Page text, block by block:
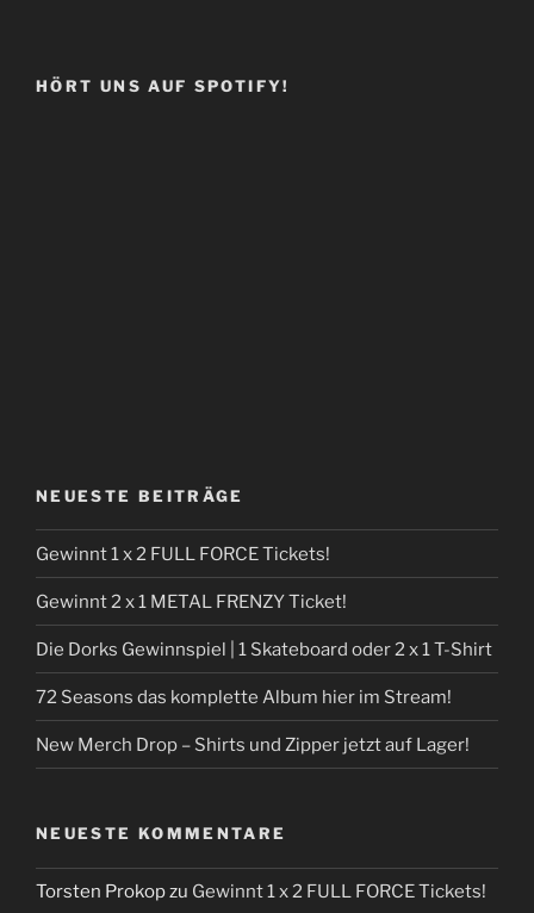
HÖRT UNS AUF SPOTIFY!
NEUESTE BEITRÄGE
Gewinnt 1 x 2 FULL FORCE Tickets!
Gewinnt 2 x 1 METAL FRENZY Ticket!
Die Dorks Gewinnspiel | 1 Skateboard oder 2 x 1 T-Shirt
72 Seasons das komplette Album hier im Stream!
New Merch Drop – Shirts und Zipper jetzt auf Lager!
NEUESTE KOMMENTARE
Torsten Prokopzu Gewinnt 1 x 2 FULL FORCE Tickets!